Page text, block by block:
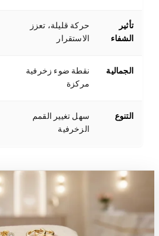
تأثير
الشفاء
حركة قليلة، تعزز
الاستقرار
الجمالية
نقطة ضوء زخرفية
مركزة
التنوع
سهل تغيير القمم
الزخرفية